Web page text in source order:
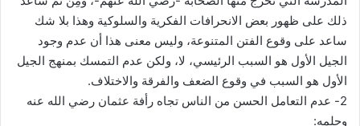
ذلك على ظهور بعض الانحرافات الفكرية والسلوكية وهذا بلا شك
ساعد على وقوع الفتن المتنوعة، وليس معنى هذا أن عدم وجود
الجيل الأول هو السبب الرئيسي، لا، ولكن عدم التمسك بمنهج الجيل
الأول هو السبب في وقوع الضعف والفرقة والاختلاف.
2- عدم التعامل الحسن من الناس تجاه رأفة عثمان رضي الله عنه
وحلمه: